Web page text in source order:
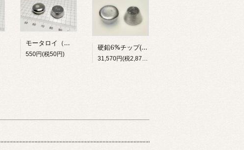
モータロイ（再現品・含鉛）
550円(税50円)
硬鉛6%チップ(20kg)【受注生産】
31,570円(税2,870円)